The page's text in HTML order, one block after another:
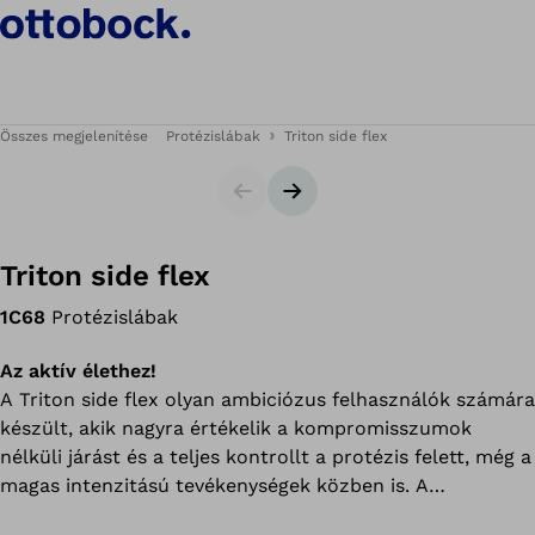
Összes megjelenítése Protézislábak Triton side flex
CsúszkaKövetkező dia
Triton side flex
1C68 Protézislábak
Az aktív élethez!
A Triton side flex olyan ambiciózus felhasználók számára
készült, akik nagyra értékelik a kompromisszumok
nélküli járást és a teljes kontrollt a protézis felett, még a
magas intenzitású tevékenységek közben is. A